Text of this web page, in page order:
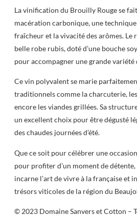
La vinification du Brouilly Rouge se
macération carbonique, une
fraîcheur et la vivacité des arômes. Le
belle robe rubis, doté d’une bouche
pour accompagner une grande variété
Ce vin polyvalent se marie
traditionnels comme la charcuterie,
encore les viandes grillées. Sa
un excellent choix pour être dégusté
des chaudes journées d’été.
Que ce soit pour célébrer une
pour profiter d’un moment de
incarne l’art de vivre à la française et
trésors viticoles de la région du
© 2023 Domaine Sanvers et Cotton –